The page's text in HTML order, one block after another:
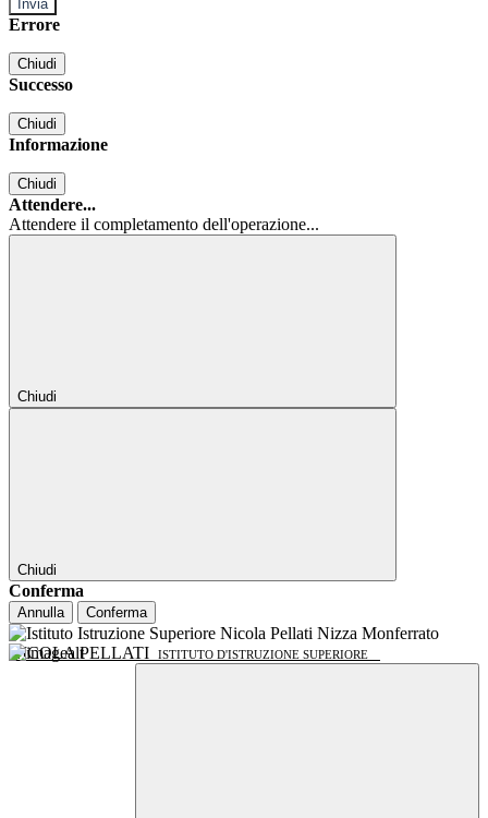
Errore
Chiudi
Successo
Chiudi
Informazione
Chiudi
Attendere...
Attendere il completamento dell'operazione...
Chiudi
Chiudi
Conferma
Annulla Conferma
NICOLA PELLATI ISTITUTO D'ISTRUZIONE SUPERIORE